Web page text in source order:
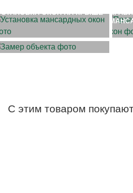
ОКОН НА КРЫШЕ
С этим товаром